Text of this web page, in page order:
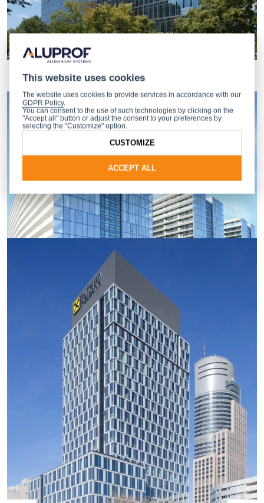
This website uses cookies
The website uses cookies to provide services in accordance with our
GDPR Policy.
You can consent to the use of such technologies by clicking on the
"Accept all" button or adjust the consent to your preferences by
selecting the "Customize" option.
ACCEPT ALL
CUSTOMIZE